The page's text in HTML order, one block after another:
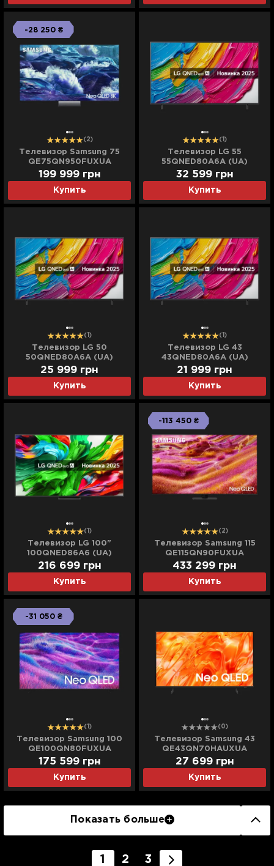
-28 250 ₴
(2)
Телевизор Samsung 75
QE75QN950FUXUA
Купить
199 999 грн
(1)
Телевизор LG 55
55QNED80A6A (UA)
Купить
32 599 грн
(1)
Телевизор LG 50
50QNED80A6A (UA)
Купить
25 999 грн
(1)
Телевизор LG 43
43QNED80A6A (UA)
Купить
21 999 грн
(1)
Телевизор LG 100"
100QNED86A6 (UA)
Купить
216 699 грн
-113 450 ₴
(2)
Телевизор Samsung 115
QE115QN90FUXUA
Купить
433 299 грн
-31 050 ₴
(1)
Телевизор Samsung 100
QE100QN80FUXUA
Купить
175 599 грн
(0)
Телевизор Samsung 43
QE43QN70HAUXUA
Купить
27 699 грн
Показать больше
1 2 3